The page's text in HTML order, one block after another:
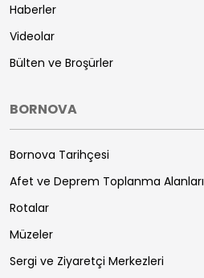
Haberler
Videolar
Bülten ve Broşürler
BORNOVA
Bornova Tarihçesi
Afet ve Deprem Toplanma Alanları
Rotalar
Müzeler
Sergi ve Ziyaretçi Merkezleri